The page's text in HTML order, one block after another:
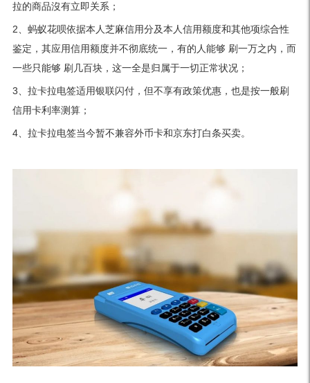
拉的商品沒有立即关系；
2、蚂蚁花呗依据本人芝麻信用分及本人信用额度和其他项综合性
鉴定，其应用信用额度并不彻底统一，有的人能够 刷一万之内，而
一些只能够 刷几百块，这一全是归属于一切正常状况；
3、拉卡拉电签适用银联闪付，但不享有政策优惠，也是按一般刷
信用卡利率测算；
4、拉卡拉电签当今暂不兼容外币卡和京东打白条买卖。